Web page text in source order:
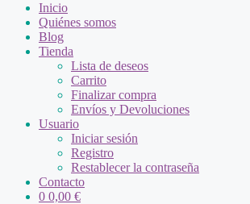
Inicio
Quiénes somos
Blog
Tienda
Lista de deseos
Carrito
Finalizar compra
Envíos y Devoluciones
Usuario
Iniciar sesión
Registro
Restablecer la contraseña
Contacto
0 0,00 €